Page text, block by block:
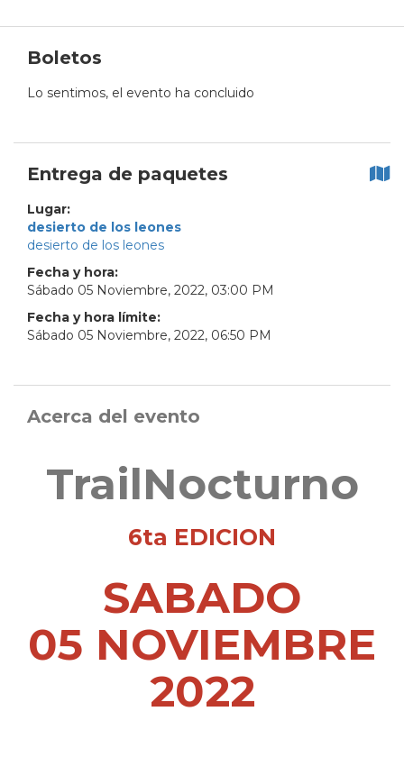
Boletos
Lo sentimos, el evento ha concluido
Entrega de paquetes
Lugar:
desierto de los leones
desierto de los leones
Fecha y hora:
Sábado 05 Noviembre, 2022, 03:00 PM
Fecha y hora límite:
Sábado 05 Noviembre, 2022, 06:50 PM
Acerca del evento
TrailNocturno
6ta EDICION
SABADO
05 NOVIEMBRE
2022